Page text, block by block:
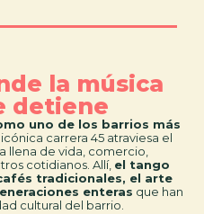
la música
detiene
uno de los barrios más
icónica carrera 45 atraviesa el
llena de vida, comercio,
cotidianos. Allí, el tango
tradicionales, el arte
enteras que han
cultural del barrio.